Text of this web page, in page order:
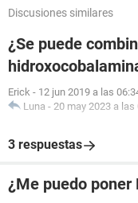
Discusiones similares
¿Se puede
Erick - 12 jun 2019 a las
Luna - 20 may 2023 a las
3 respuestas
¿Me puedo